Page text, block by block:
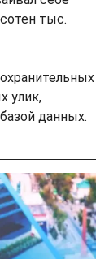
тыс.
улик,
данных.